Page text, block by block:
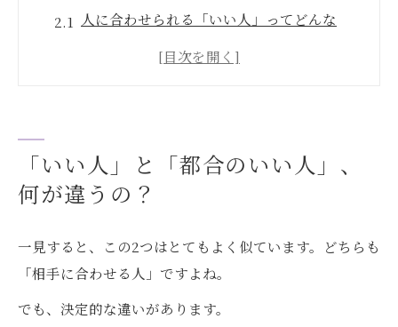
人に合わせられる「いい人」ってどんな
男性が本当に「大切にしたい」と思う女性
都合のいい女から抜け出すために、今日からで
婚活で幸せになる人に共通すること
テニシアの婚活サポートについて
まとめ
「いい人」と「都合のいい人」、
何が違うの？
一見すると、この2つはとてもよく似ています。どちらも
「相手に合わせる人」ですよね。
でも、決定的な違いがあります。